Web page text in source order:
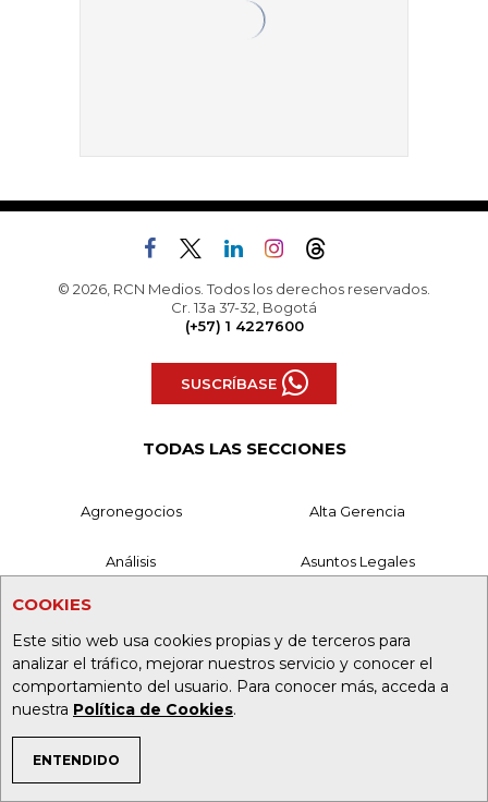
COOKIES
Este sitio web usa cookies propias y de terceros para
analizar el tráfico, mejorar nuestros servicio y conocer el
comportamiento del usuario. Para conocer más, acceda a
nuestra Política de Cookies.
ENTENDIDO
TEMAS DE INTERÉS
© 2026, RCN Medios. Todos los derechos reservados.
Cr. 13a 37-32, Bogotá
(+57) 1 4227600
SUSCRÍBASE
TODAS LAS SECCIONES
Agronegocios Alta Gerencia
Análisis Asuntos Legales
Caja Fuerte
Consumo Directorio Empresarial
Economía
Especiales